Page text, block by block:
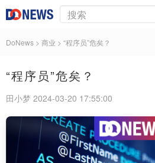
DoNews > 商业 > “程序员”危矣？
“程序员”危矣？
田小梦 2024-03-20 17:55:00